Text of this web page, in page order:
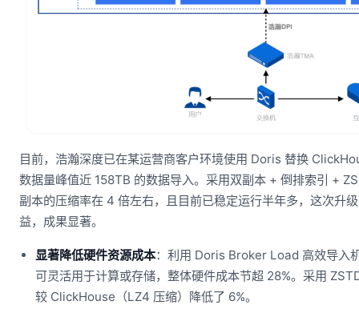
目前，浩瀚深度已在某运营商客户环境使用 Doris 替换
数据量峰值近 158TB 的数据导入。采用双副本 + 倒排索引 +
副本的压缩率在 4 倍左右，且目前已稳定运行半年多，这次升
益，成果显著。
显著降低硬件资源成本：利用 Doris Broker Load 高效导入
可灵活用于计算或存储，整体硬件成本节超 28%。采用
较 ClickHouse（LZ4 压缩）降低了 6%。